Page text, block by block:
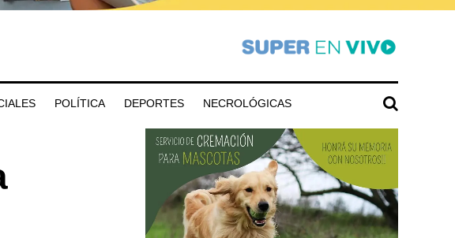
POLÍTICA DEPORTES NECROLÓGICAS